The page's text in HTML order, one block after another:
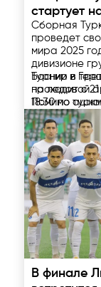
стартует
Боснии и
Сборная
проведет
мира 2025
дивизионе
Боснии и
на ледовой
18:30 по
Турнир в
проходит с
Помимо
Боснии и
принимают
– сборная
Согласно
туркменская
матч против
22:00 по
Затем
(24 апреля,
15:00) и ЮАР
22.04.2025
В финале